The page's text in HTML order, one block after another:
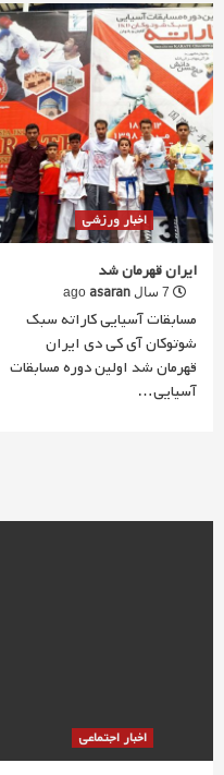
اخبار ورزشی
ایران قهرمان شد
asaran
مسابقات آسیایی کاراته سبک
شوتوکان آی کی دی ایران
قهرمان شد اولین دوره مسابقات
آسیایی…
اخبار اجتماعی